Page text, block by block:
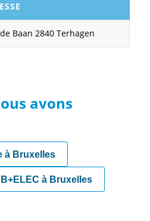
Baan 2840 Terhagen
avons
à Bruxelles
à Bruxelles